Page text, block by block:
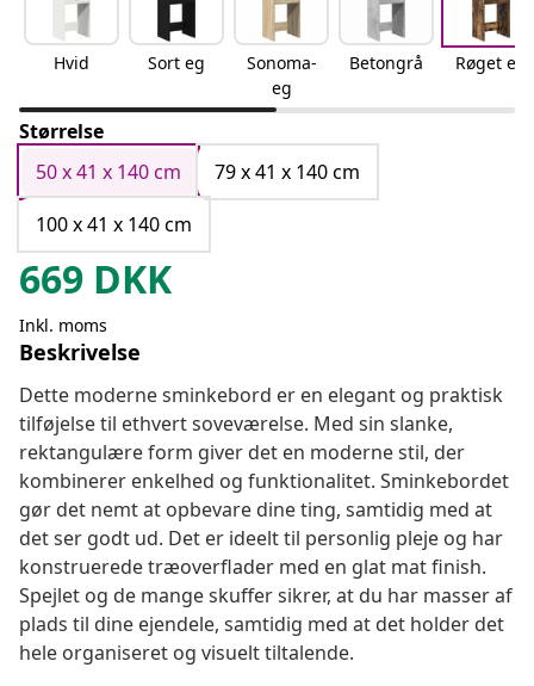
Hvid Sort eg
Sonoma-
eg
Betongrå Røget eg
Størrelse
50 x 41 x 140 cm
79 x 41 x 140 cm
100 x 41 x 140 cm
669 DKK
Inkl. moms
Beskrivelse
Dette moderne sminkebord er en elegant og praktisk
tilføjelse til ethvert soveværelse. Med sin slanke,
rektangulære form giver det en moderne stil, der
kombinerer enkelhed og funktionalitet. Sminkebordet
gør det nemt at opbevare dine ting, samtidig med at
det ser godt ud. Det er ideelt til personlig pleje og har
konstruerede træoverflader med en glat mat finish.
Spejlet og de mange skuffer sikrer, at du har masser af
plads til dine ejendele, samtidig med at det holder det
hele organiseret og visuelt tiltalende.